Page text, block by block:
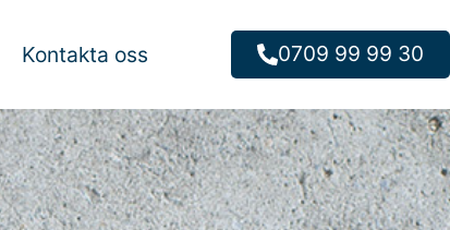
Kontakta oss 0709 99 99 30